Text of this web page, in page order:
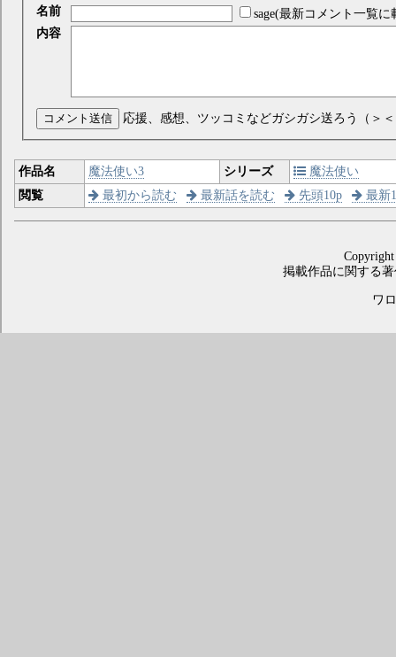
名前
sage(最新コメント一覧に
内容
コメント送信 応援、感想、ツッコミなどガシガシ送ろう（＞
作品名 魔法使い3 シリーズ
魔法使い
閲覧
最初から読む 最新話を読む 先頭10p 最新
掲載作品に関する
ワ